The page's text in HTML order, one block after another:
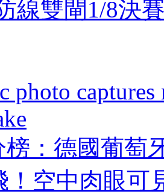
線雙閘1/8決
photo
 ：德國葡
！空中肉眼